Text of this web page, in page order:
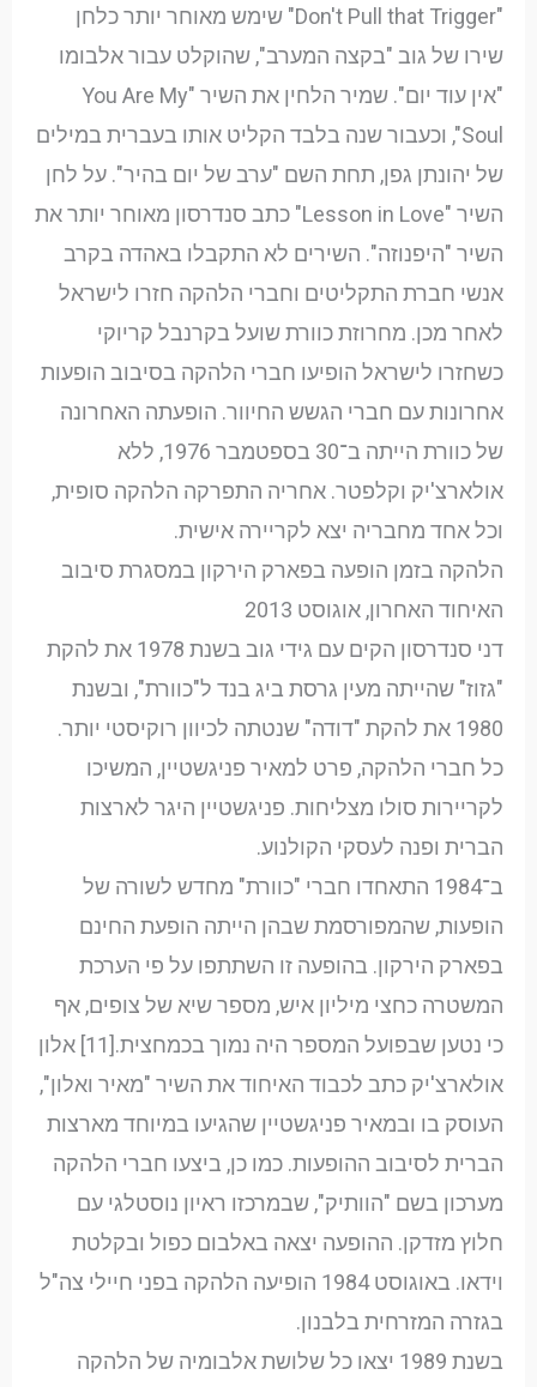
"Don't Pull that Trigger" שימש מאוחר יותר כלחן
שירו של גוב "בקצה המערב", שהוקלט עבור אלבומו
"אין עוד יום". שמיר הלחין את השיר "You Are My
Soul", וכעבור שנה בלבד הקליט אותו בעברית במילים
של יהונתן גפן, תחת השם "ערב של יום בהיר". על לחן
השיר "Lesson in Love" כתב סנדרסון מאוחר יותר את
השיר "היפנוזה". השירים לא התקבלו באהדה בקרב
אנשי חברת התקליטים וחברי הלהקה חזרו לישראל
לאחר מכן. מחרוזת כוורת שועל בקרנבל קריוקי
כשחזרו לישראל הופיעו חברי הלהקה בסיבוב הופעות
אחרונות עם חברי הגשש החיוור. הופעתה האחרונה
של כוורת הייתה ב־30 בספטמבר 1976, ללא
אולארצ'יק וקלפטר. אחריה התפרקה הלהקה סופית,
וכל אחד מחבריה יצא לקריירה אישית.
הלהקה בזמן הופעה בפארק הירקון במסגרת סיבוב
האיחוד האחרון, אוגוסט 2013
דני סנדרסון הקים עם גידי גוב בשנת 1978 את להקת
"גזוז" שהייתה מעין גרסת ביג בנד ל"כוורת", ובשנת
1980 את להקת "דודה" שנטתה לכיוון רוקיסטי יותר.
כל חברי הלהקה, פרט למאיר פניגשטיין, המשיכו
לקריירות סולו מצליחות. פניגשטיין היגר לארצות
הברית ופנה לעסקי הקולנוע.
ב־1984 התאחדו חברי "כוורת" מחדש לשורה של
הופעות, שהמפורסמת שבהן הייתה הופעת החינם
בפארק הירקון. בהופעה זו השתתפו על פי הערכת
המשטרה כחצי מיליון איש, מספר שיא של צופים, אף
כי נטען שבפועל המספר היה נמוך בכמחצית.[11] אלון
אולארצ'יק כתב לכבוד האיחוד את השיר "מאיר ואלון",
העוסק בו ובמאיר פניגשטיין שהגיעו במיוחד מארצות
הברית לסיבוב ההופעות. כמו כן, ביצעו חברי הלהקה
מערכון בשם "הוותיק", שבמרכזו ראיון נוסטלגי עם
חלוץ מזדקן. ההופעה יצאה באלבום כפול ובקלטת
וידאו. באוגוסט 1984 הופיעה הלהקה בפני חיילי צה"ל
בגזרה המזרחית בלבנון.
בשנת 1989 יצאו כל שלושת אלבומיה של הלהקה